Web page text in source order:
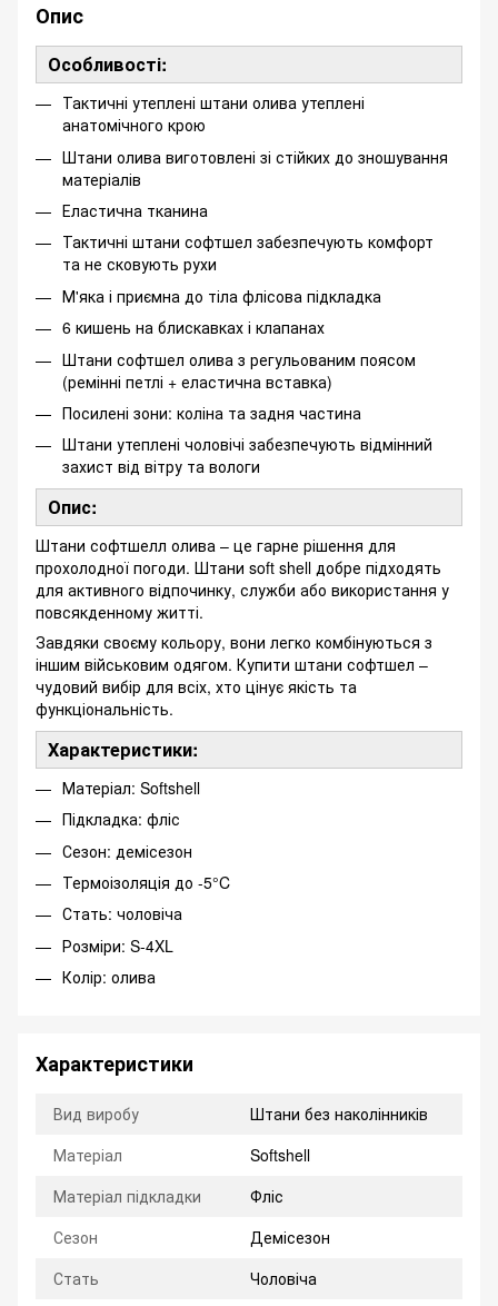
Опис
Особливості:
Тактичні утеплені штани олива утеплені
анатомічного крою
Штани олива виготовлені зі стійких до зношування
матеріалів
Еластична тканина
Тактичні штани софтшел забезпечують комфорт
та не сковують рухи
М'яка і приємна до тіла флісова підкладка
6 кишень на блискавках і клапанах
Штани софтшел олива з регульованим поясом
(ремінні петлі + еластична вставка)
Посилені зони: коліна та задня частина
Штани утеплені чоловічі забезпечують відмінний
захист від вітру та вологи
Опис:
Штани софтшелл олива – це гарне рішення для
прохолодної погоди. Штани soft shell добре підходять
для активного відпочинку, служби або використання у
повсякденному житті.
Завдяки своєму кольору, вони легко комбінуються з
іншим військовим одягом. Купити штани софтшел –
чудовий вибір для всіх, хто цінує якість та
функціональність.
Характеристики:
Матеріал: Softshell
Підкладка: фліс
Сезон: демісезон
Термоізоляція до -5°C
Стать: чоловіча
Розміри: S-4XL
Колір: олива
Характеристики
Вид виробу
Штани без наколінників
Матеріал
Softshell
Матеріал підкладки
Фліс
Сезон
Демісезон
Стать
Чоловіча